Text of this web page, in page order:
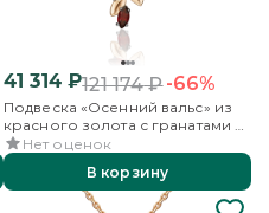
41 314₽121 174₽-66%
Подвеска «Осенний вальс» из
красного золота с гранатами и
бесцветными топазами
Нет оценок
В корзину